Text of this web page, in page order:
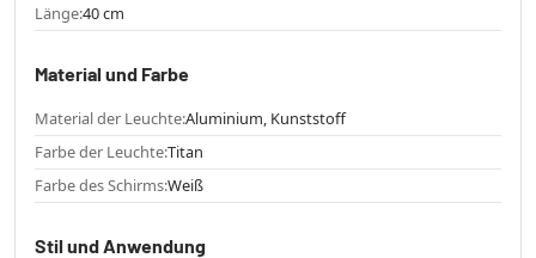
Länge:40 cm
Material und Farbe
Material der Leuchte:Aluminium, Kunststoff
Farbe der Leuchte:Titan
Farbe des Schirms:Weiß
Stil und Anwendung